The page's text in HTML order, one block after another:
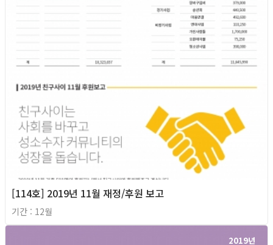
[114호] 2019년 11월 재정/후원 보고
기간 : 12월
2019년